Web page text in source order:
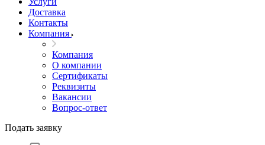
Доставка
Контакты
Компания
Компания
О компании
Сертификаты
Реквизиты
Вакансии
Вопрос-ответ
Подать заявку